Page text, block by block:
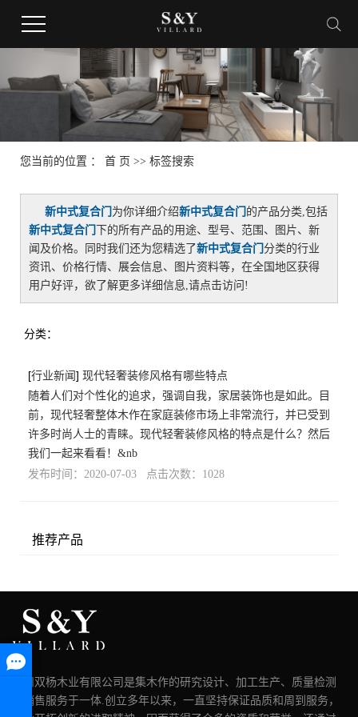
您当前的位置 ： 首 页 >> 标签搜索
新中式复合门 为你详细介绍新中式复合门 的产品分类,包括
新中式复合门下的所有产品的用途、型号、范围、图片、新
闻及价格。同时我们还为您精选了新中式复合门分类的行业
资讯、价格行情、展会信息、图片资料等，在全国地区获得
用户好评，欲了解更多详细信息,请点击访问!
分类：
[行业新闻] 现代轻奢装修风格有哪些特点
随着人们对个性化的追求，强调自我，家居装饰也是如此。目
前，现代轻奢整体木作在家庭装修市场上非常流行，并已受到
许多时尚人士的青睐。现代轻奢装修风格的特点是什么？然后
我们一起来看看！&nb
发布时间：2020-07-03 点击次数：1028
推荐产品
湖州双杨木业有限公司是集木作的研究设计、加工生产、质量检测
和销售服务于一体.创立多年以来，一直坚持保证品质和周到服务，